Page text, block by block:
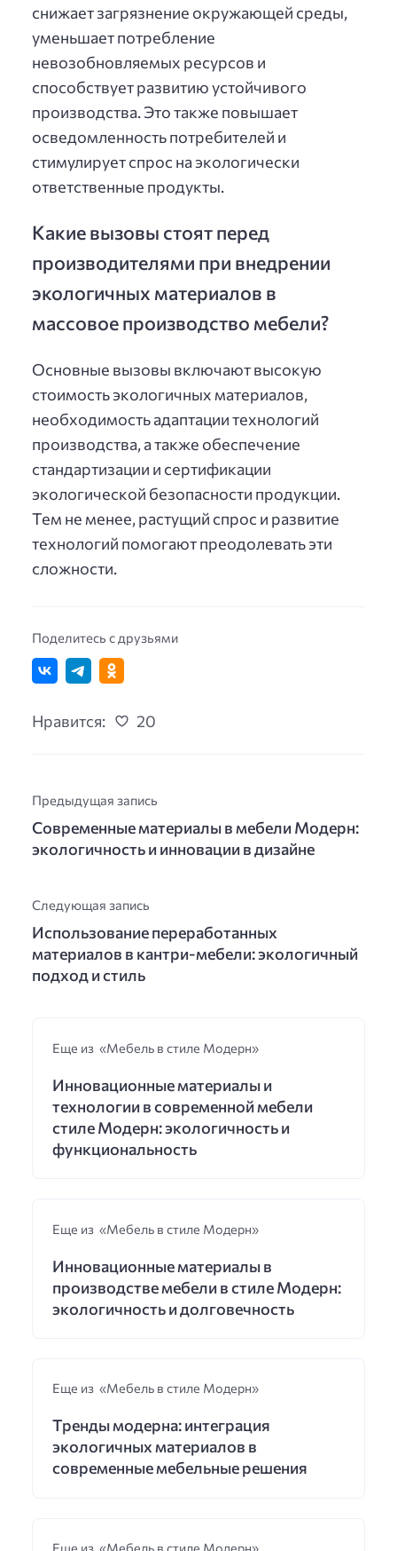
снижает загрязнение окружающей среды,
уменьшает потребление
невозобновляемых ресурсов и
способствует развитию устойчивого
производства. Это также повышает
осведомленность потребителей и
стимулирует спрос на экологически
ответственные продукты.
Какие вызовы стоят перед
производителями при внедрении
экологичных материалов в
массовое производство мебели?
Основные вызовы включают высокую
стоимость экологичных материалов,
необходимость адаптации технологий
производства, а также обеспечение
стандартизации и сертификации
экологической безопасности продукции.
Тем не менее, растущий спрос и развитие
технологий помогают преодолевать эти
сложности.
Поделитесь с друзьями
Нравится: 20
Предыдущая запись
Современные материалы в мебели Модерн:
экологичность и инновации в дизайне
Следующая запись
Использование переработанных
материалов в кантри-мебели: экологичный
подход и стиль
Еще из «Мебель в стиле Модерн»
Инновационные материалы и
технологии в современной мебели
стиле Модерн: экологичность и
функциональность
Еще из «Мебель в стиле Модерн»
Инновационные материалы в
производстве мебели в стиле Модерн:
экологичность и долговечность
Еще из «Мебель в стиле Модерн»
Тренды модерна: интеграция
экологичных материалов в
современные мебельные решения
Еще из «Мебель в стиле Модерн»